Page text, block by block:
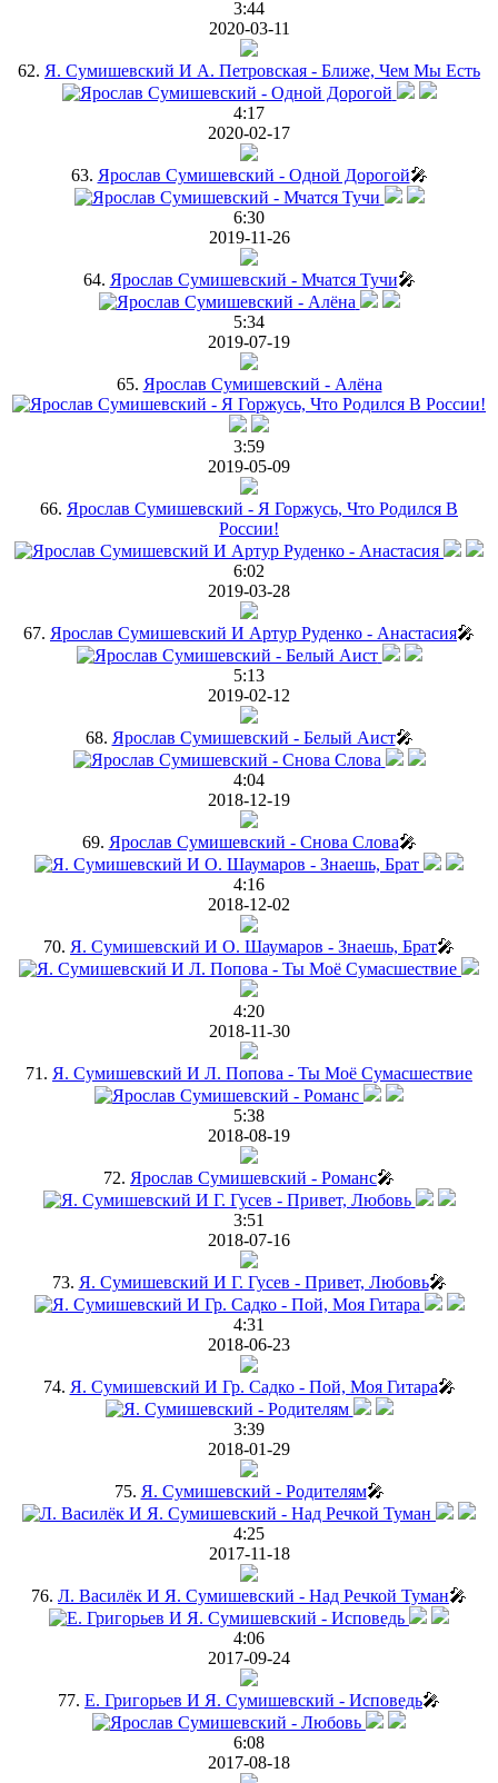
3:44
2020-03-11
62. Я. Сумишевский И А. Петровская - Ближе, Чем Мы Есть
4:17
2020-02-17
63. Ярослав Сумишевский - Одной Дорогой🎤
6:30
2019-11-26
64. Ярослав Сумишевский - Мчатся Тучи🎤
5:34
2019-07-19
65. Ярослав Сумишевский - Алёна
3:59
2019-05-09
66. Ярослав Сумишевский - Я Горжусь, Что Родился В
России!
6:02
2019-03-28
67. Ярослав Сумишевский И Артур Руденко - Анастасия🎤
5:13
2019-02-12
68. Ярослав Сумишевский - Белый Аист🎤
4:04
2018-12-19
69. Ярослав Сумишевский - Снова Слова🎤
4:16
2018-12-02
70. Я. Сумишевский И О. Шаумаров - Знаешь, Брат🎤
4:20
2018-11-30
71. Я. Сумишевский И Л. Попова - Ты Моё Сумасшествие
5:38
2018-08-19
72. Ярослав Сумишевский - Романс🎤
3:51
2018-07-16
73. Я. Сумишевский И Г. Гусев - Привет, Любовь🎤
4:31
2018-06-23
74. Я. Сумишевский И Гр. Садко - Пой, Моя Гитара🎤
3:39
2018-01-29
75. Я. Сумишевский - Родителям🎤
4:25
2017-11-18
76. Л. Василёк И Я. Сумишевский - Над Речкой Туман🎤
4:06
2017-09-24
77. Е. Григорьев И Я. Сумишевский - Исповедь🎤
6:08
2017-08-18